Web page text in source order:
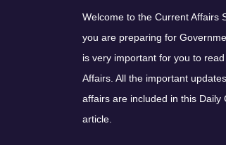
Welcome to the Current Affairs
you are preparing for
is very important for you to
Affairs. All the important
affairs are included in this Daily
article.